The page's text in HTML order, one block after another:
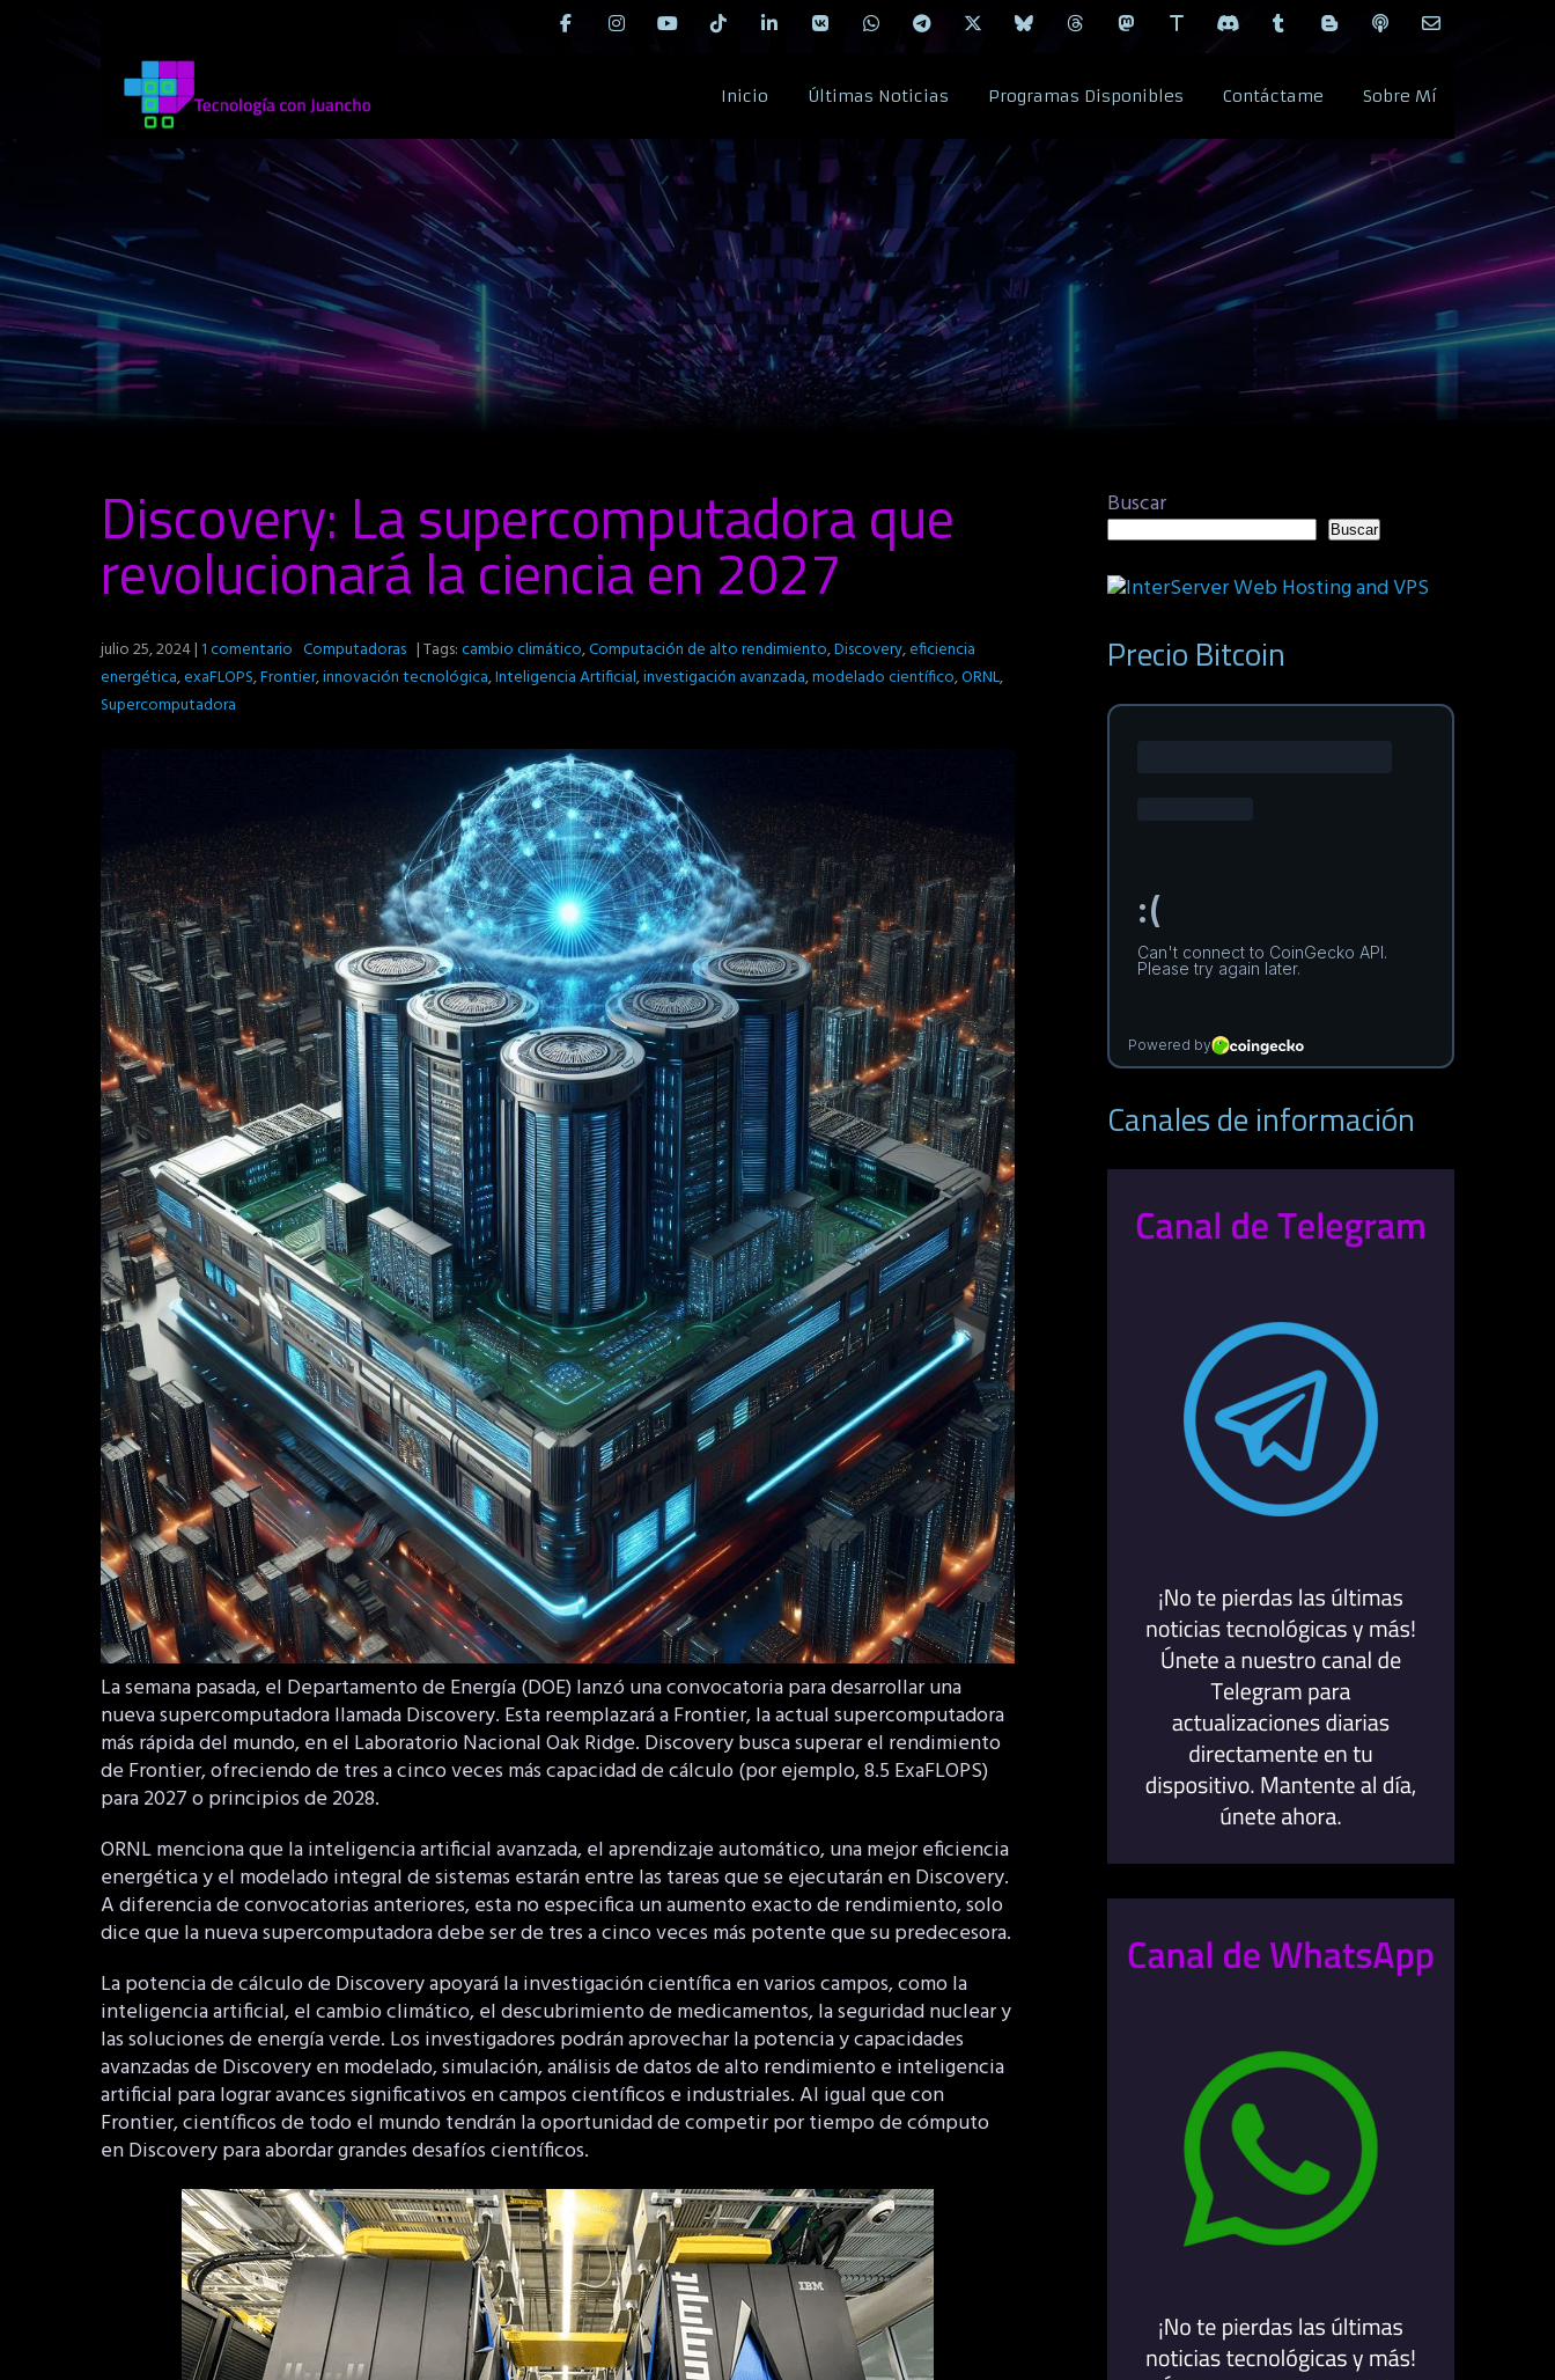
Inicio Últimas Noticias Programas Disponibles Contáctame Sobre Mí
Discovery: La supercomputadora que
revolucionará la ciencia en 2027
julio 25, 2024|1 comentario Computadoras | Tags:cambio climático,Computación de alto rendimiento,Discovery,eficiencia
energética,exaFLOPS,Frontier,innovación tecnológica,Inteligencia Artificial,investigación avanzada,modelado científico,ORNL,
Supercomputadora
La semana pasada, el Departamento de Energía (DOE) lanzó una convocatoria para desarrollar una
nueva supercomputadora llamada Discovery. Esta reemplazará a Frontier, la actual supercomputadora
más rápida del mundo, en el Laboratorio Nacional Oak Ridge. Discovery busca superar el rendimiento
de Frontier, ofreciendo de tres a cinco veces más capacidad de cálculo (por ejemplo, 8.5 ExaFLOPS)
para 2027 o principios de 2028.
ORNL menciona que la inteligencia artificial avanzada, el aprendizaje automático, una mejor eficiencia
energética y el modelado integral de sistemas estarán entre las tareas que se ejecutarán en Discovery.
A diferencia de convocatorias anteriores, esta no especifica un aumento exacto de rendimiento, solo
dice que la nueva supercomputadora debe ser de tres a cinco veces más potente que su predecesora.
La potencia de cálculo de Discovery apoyará la investigación científica en varios campos, como la
inteligencia artificial, el cambio climático, el descubrimiento de medicamentos, la seguridad nuclear y
las soluciones de energía verde. Los investigadores podrán aprovechar la potencia y capacidades
avanzadas de Discovery en modelado, simulación, análisis de datos de alto rendimiento e inteligencia
artificial para lograr avances significativos en campos científicos e industriales. Al igual que con
Frontier, científicos de todo el mundo tendrán la oportunidad de competir por tiempo de cómputo
en Discovery para abordar grandes desafíos científicos.
Buscar
Buscar
Precio Bitcoin
Canales de información